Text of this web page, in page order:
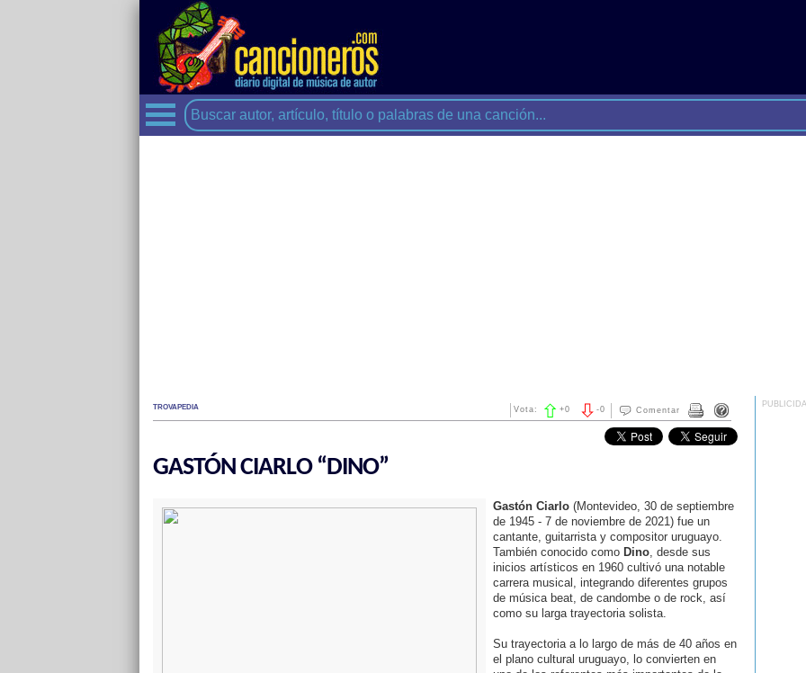
TROVAPEDIA Comentar
-0
Vota: +0
GASTÓN CIARLO “DINO”
Gastón Ciarlo(Montevideo, 30 de septiembre
de 1945 - 7 de noviembre de 2021) fue un
cantante, guitarrista y compositor uruguayo.
También conocido como Dino, desde sus
inicios artísticos en 1960 cultivó una notable
carrera musical, integrando diferentes grupos
de música beat, de candombe o de rock, así
como su larga trayectoria solista.
Su trayectoria a lo largo de más de 40 años en
el plano cultural uruguayo, lo convierten en